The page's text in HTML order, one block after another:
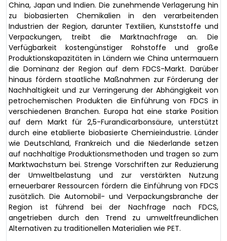
China, Japan und Indien. Die zunehmende Verlagerung hin
zu biobasierten Chemikalien in den verarbeitenden
Industrien der Region, darunter Textilien, Kunststoffe und
Verpackungen, treibt die Marktnachfrage an. Die
Verfügbarkeit kostengünstiger Rohstoffe und große
Produktionskapazitäten in Ländern wie China untermauern
die Dominanz der Region auf dem FDCS-Markt. Darüber
hinaus fördern staatliche Maßnahmen zur Förderung der
Nachhaltigkeit und zur Verringerung der Abhängigkeit von
petrochemischen Produkten die Einführung von FDCS in
verschiedenen Branchen. Europa hat eine starke Position
auf dem Markt für 2,5-Furandicarbonsäure, unterstützt
durch eine etablierte biobasierte Chemieindustrie. Länder
wie Deutschland, Frankreich und die Niederlande setzen
auf nachhaltige Produktionsmethoden und tragen so zum
Marktwachstum bei. Strenge Vorschriften zur Reduzierung
der Umweltbelastung und zur verstärkten Nutzung
erneuerbarer Ressourcen fördern die Einführung von FDCS
zusätzlich. Die Automobil- und Verpackungsbranche der
Region ist führend bei der Nachfrage nach FDCS,
angetrieben durch den Trend zu umweltfreundlichen
Alternativen zu traditionellen Materialien wie PET.